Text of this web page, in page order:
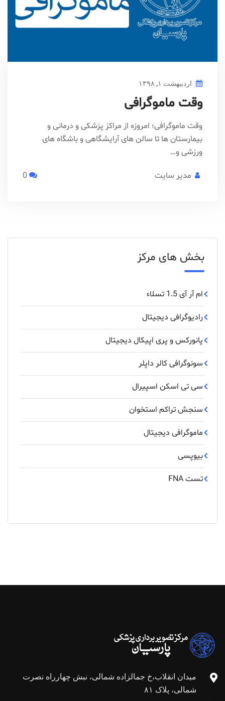
اردیبهشت ۱, ۱۳۹۸
وقت ماموگرافی
وقت ماموگرافی؛ امروزه از مراکز پزشکی و درمانی و
بیمارستان ها تا سالن های آرایشگاهی و باشگاه های
ورزشی و…
مدیر سایت
بخش های مرکز
ام آر آی 1.5 تسلاء
رادیوگرافی دیجیتال
پانورکس‌ و ‌پری ‌اپیکال ‌دیجیتال
سونوگرافی کالر داپلر
سی تی اسکن اسپیرال
سنجش تراکم استخوان
ماموگرافی دیجیتال
بیوپسی
تست FNA
میدان انقلاب،خ جمالزاده شمالی، نبش چهارراه نصرت
شمالی، پلاک ۸۱